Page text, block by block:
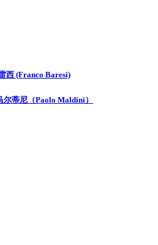
西 (Franco Baresi)
蒂尼（Paolo Maldini）